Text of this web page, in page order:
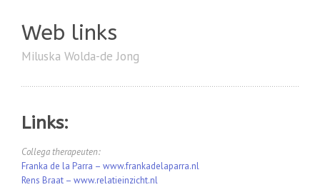
Web links
Miluska Wolda-de Jong
Links:
Collega therapeuten:
Franka de la Parra – www.frankadelaparra.nl
Rens Braat – www.relatieinzicht.nl